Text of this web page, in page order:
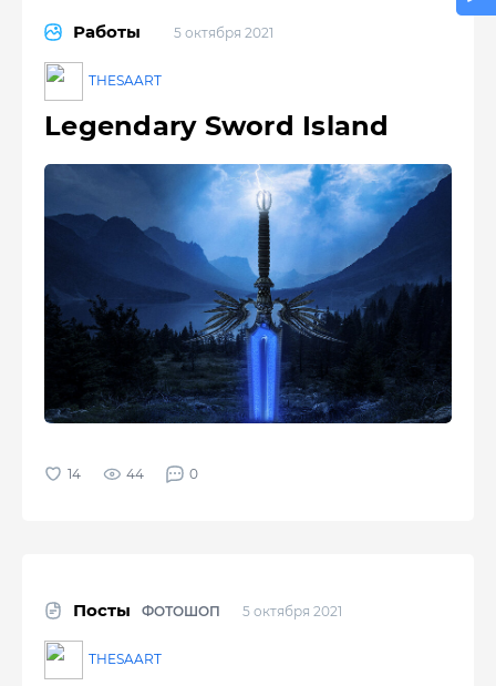
Работы 5 октября 2021
THESAART
Legendary Sword Island
44 0
Посты ФОТОШОП 5 октября 2021
THESAART